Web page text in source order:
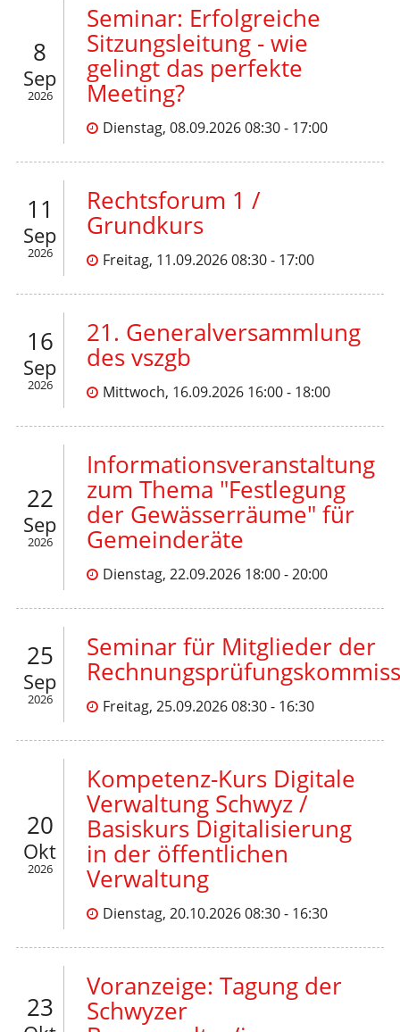
8
Sep
2026
Seminar: Erfolgreiche
Sitzungsleitung - wie
gelingt das perfekte
Meeting?
Dienstag, 08.09.2026 08:30 - 17:00
11
Sep
2026
Rechtsforum 1 /
Grundkurs
Freitag, 11.09.2026 08:30 - 17:00
16
Sep
2026
21. Generalversammlung
des vszgb
Mittwoch, 16.09.2026 16:00 - 18:00
22
Sep
2026
Informationsveranstaltung
zum Thema "Festlegung
der Gewässerräume" für
Gemeinderäte
Dienstag, 22.09.2026 18:00 - 20:00
25
Sep
2026
Seminar für Mitglieder der
Freitag, 25.09.2026 08:30 - 16:30
20
Okt
2026
Kompetenz-Kurs Digitale
Verwaltung Schwyz /
Basiskurs Digitalisierung
in der öffentlichen
Verwaltung
Dienstag, 20.10.2026 08:30 - 16:30
23
Voranzeige: Tagung der
Schwyzer